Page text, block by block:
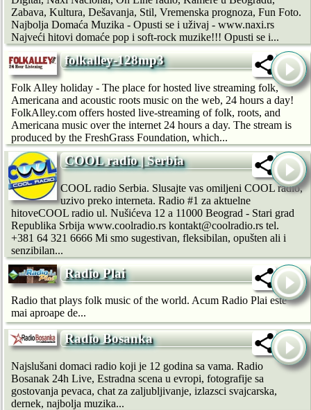
Zabava, Kultura, Dešavanja, Stil, Vremenska prognoza, Fun Foto.
Najbolja Domaća Muzika - Opusti se i uživaj - www.naxi.rs
Najveći hitovi domaće pop i soft-rock muzike!!! Opusti se i...
folkalley-128mp3
Folk Alley holiday - The place for hosted live streaming folk,
Americana and acoustic roots music on the web, 24 hours a day!
FolkAlley.com offers hosted live-streaming of folk, roots, and
Americana music over the internet 24 hours a day. The stream is
produced by the FreshGrass Foundation, which...
COOL radio | Serbia
COOL radio Serbia. Slusajte vas omiljeni COOL radio,
uzivo preko interneta. Radio #1 za aktuelne
hitoveCOOL radio ul. Nušićeva 12 a 11000 Beograd - Stari grad
Republika Srbija www.coolradio.rs kontakt@coolradio.rs tel.
+381 64 321 6666 Mi smo sugestivan, fleksibilan, opušten ali i
senzibilan...
Radio Plai
Radio that plays folk music of the world. Acum Radio Plai este
mai aproape de...
Radio Bosanka
Najslušani domaci radio koji je 12 godina sa vama. Radio
Bosanak 24h Live, Estradna scena u evropi, fotografije sa
gostovanja pevaca, chat za zaljubljivanje, izlazsci svajcarska,
dernek, najbolja muzika...